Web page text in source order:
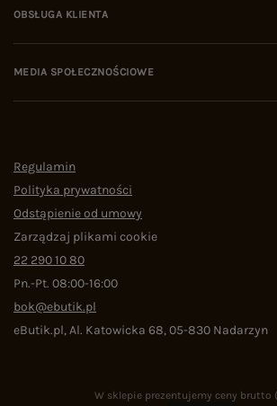
OBSŁUGA KLIENTA
MEDIA SPOŁECZNOŚCIOWE
Regulamin
Polityka prywatności
Odstąpienie od umowy
Zarządzaj plikami cookie
22 290 10 80
Pn.-Pt. 08:00-16:00
bok@ebutik.pl
eButik.pl,Al. Katowicka 68,05-830 Nadarzyn
W sklepie prezentujemy ceny brutto